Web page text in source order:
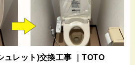
ュレット)交換工事 ｜TOTO